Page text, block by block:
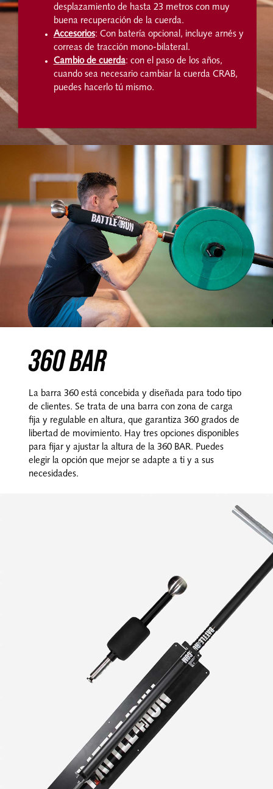
desplazamiento de hasta 23 metros con muy
buena recuperación de la cuerda.
Accesorios: Con batería opcional, incluye arnés y
correas de tracción mono-bilateral.
Cambio de cuerda: con el paso de los años,
cuando sea necesario cambiar la cuerda CRAB,
puedes hacerlo tú mismo.
360 BAR
La barra 360 está concebida y diseñada para todo tipo
de clientes. Se trata de una barra con zona de carga
fija y regulable en altura, que garantiza 360 grados de
libertad de movimiento. Hay tres opciones disponibles
para fijar y ajustar la altura de la 360 BAR. Puedes
elegir la opción que mejor se adapte a ti y a sus
necesidades.